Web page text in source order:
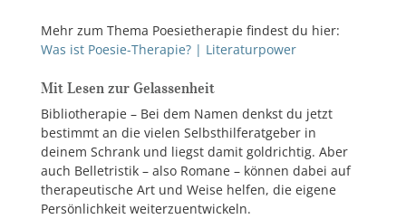
Mehr zum Thema Poesietherapie findest du hier:
Was ist Poesie-Therapie? | Literaturpower
Mit Lesen zur Gelassenheit
Bibliotherapie – Bei dem Namen denkst du jetzt
bestimmt an die vielen Selbsthilferatgeber in
deinem Schrank und liegst damit goldrichtig. Aber
auch Belletristik – also Romane – können dabei auf
therapeutische Art und Weise helfen, die eigene
Persönlichkeit weiterzuentwickeln.